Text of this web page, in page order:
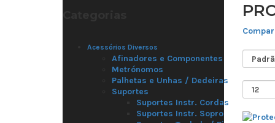
Acessórios Diversos
Afinadores e Componentes
Metrónomos
Palhetas e Unhas / Dedeiras
Suportes
Suportes Instr. Cordas
Suportes Instr. Sopro